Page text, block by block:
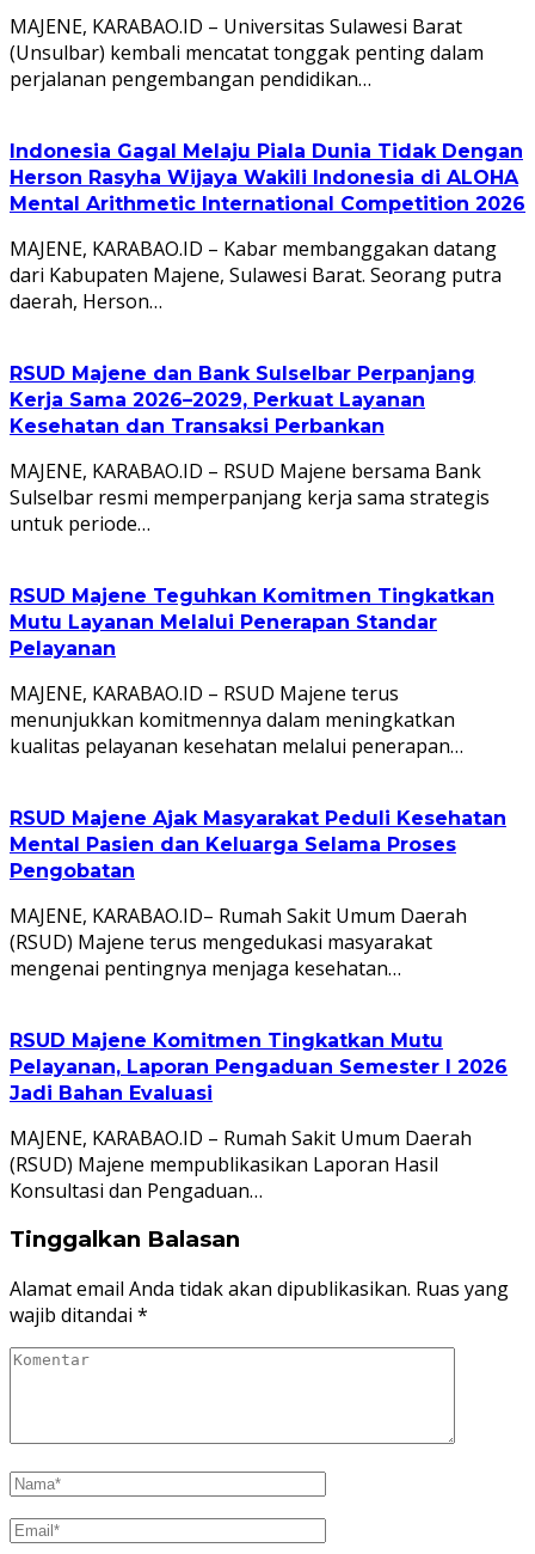
MAJENE, KARABAO.ID – Universitas Sulawesi Barat
(Unsulbar) kembali mencatat tonggak penting dalam
perjalanan pengembangan pendidikan…
Indonesia Gagal Melaju Piala Dunia Tidak Dengan
Herson Rasyha Wijaya Wakili Indonesia di ALOHA
Mental Arithmetic International Competition 2026
MAJENE, KARABAO.ID – Kabar membanggakan datang
dari Kabupaten Majene, Sulawesi Barat. Seorang putra
daerah, Herson…
RSUD Majene dan Bank Sulselbar Perpanjang
Kerja Sama 2026–2029, Perkuat Layanan
Kesehatan dan Transaksi Perbankan
MAJENE, KARABAO.ID – RSUD Majene bersama Bank
Sulselbar resmi memperpanjang kerja sama strategis
untuk periode…
RSUD Majene Teguhkan Komitmen Tingkatkan
Mutu Layanan Melalui Penerapan Standar
Pelayanan
MAJENE, KARABAO.ID – RSUD Majene terus
menunjukkan komitmennya dalam meningkatkan
kualitas pelayanan kesehatan melalui penerapan…
RSUD Majene Ajak Masyarakat Peduli Kesehatan
Mental Pasien dan Keluarga Selama Proses
Pengobatan
MAJENE, KARABAO.ID– Rumah Sakit Umum Daerah
(RSUD) Majene terus mengedukasi masyarakat
mengenai pentingnya menjaga kesehatan…
RSUD Majene Komitmen Tingkatkan Mutu
Pelayanan, Laporan Pengaduan Semester I 2026
Jadi Bahan Evaluasi
MAJENE, KARABAO.ID – Rumah Sakit Umum Daerah
(RSUD) Majene mempublikasikan Laporan Hasil
Konsultasi dan Pengaduan…
Tinggalkan Balasan
Alamat email Anda tidak akan dipublikasikan. Ruas yang
wajib ditandai *